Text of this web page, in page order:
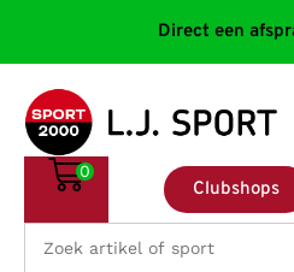
Direct een
Clubshops
0